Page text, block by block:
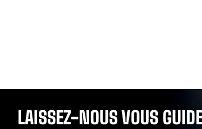
LAISSEZ-NOUS VOUS